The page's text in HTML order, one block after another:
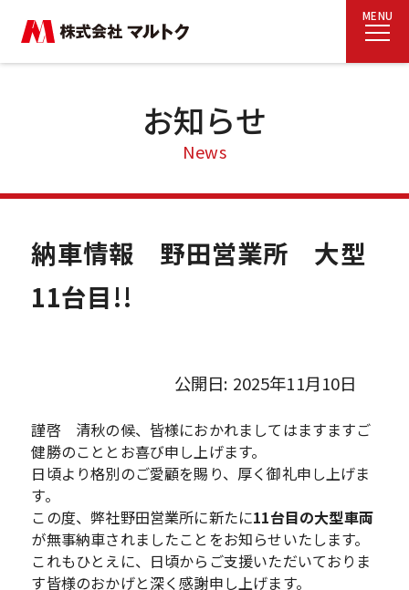
MENU
お知らせ
News
納車情報 野田営業所 大型
11台目!!
公開日: 2025年11月10日
謹啓 清秋の候、皆様におかれましてはますますご
健勝のこととお喜び申し上げます。
日頃より格別のご愛顧を賜り、厚く御礼申し上げま
す。
この度、弊社野田営業所に新たに11台目の大型車両
が無事納車されましたことをお知らせいたします。
これもひとえに、日頃からご支援いただいておりま
す皆様のおかげと深く感謝申し上げます。